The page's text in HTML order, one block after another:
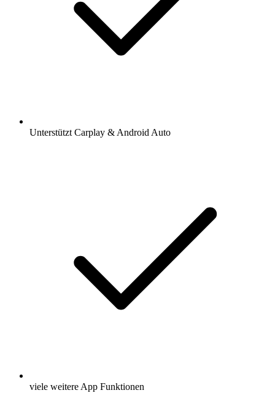
Unterstützt Carplay & Android Auto
viele weitere App Funktionen